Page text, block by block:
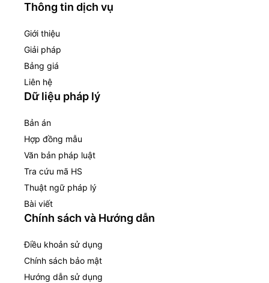
Thông tin dịch vụ
Giới thiệu
Giải pháp
Bảng giá
Liên hệ
Dữ liệu pháp lý
Bản án
Hợp đồng mẫu
Văn bản pháp luật
Tra cứu mã HS
Thuật ngữ pháp lý
Bài viết
Chính sách và Hướng dẫn
Điều khoản sử dụng
Chính sách bảo mật
Hướng dẫn sử dụng